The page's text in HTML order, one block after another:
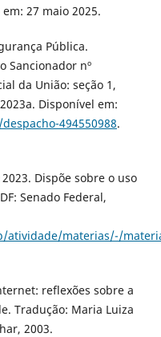
em: 27 maio 2025.
Pública.
Sancionador nº
da União: seção 1,
Disponível em:
494550988.
Dispõe sobre o uso
Senado Federal,
atividade/materias/-/
reflexões sobre a
Tradução: Maria Luiza
2003.